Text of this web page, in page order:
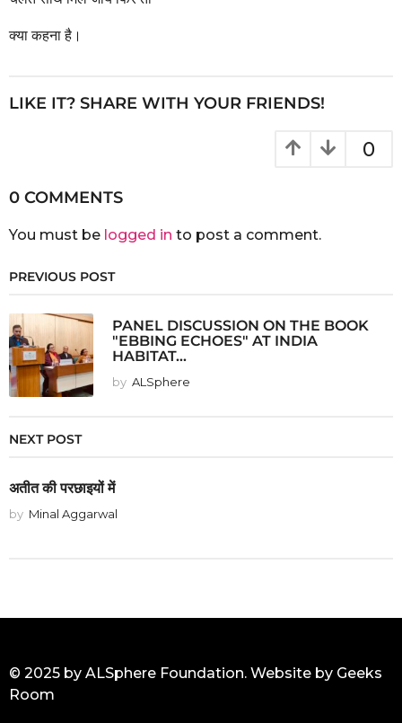
क्या कहना है।
LIKE IT? SHARE WITH YOUR FRIENDS!
0
0 COMMENTS
You must be logged in to post a comment.
PREVIOUS POST
PANEL DISCUSSION ON THE BOOK
"EBBING ECHOES" AT INDIA
HABITAT...
by ALSphere
NEXT POST
अतीत की परछाइयों में
by Minal Aggarwal
© 2025 by ALSphere Foundation. Website by Geeks
Room